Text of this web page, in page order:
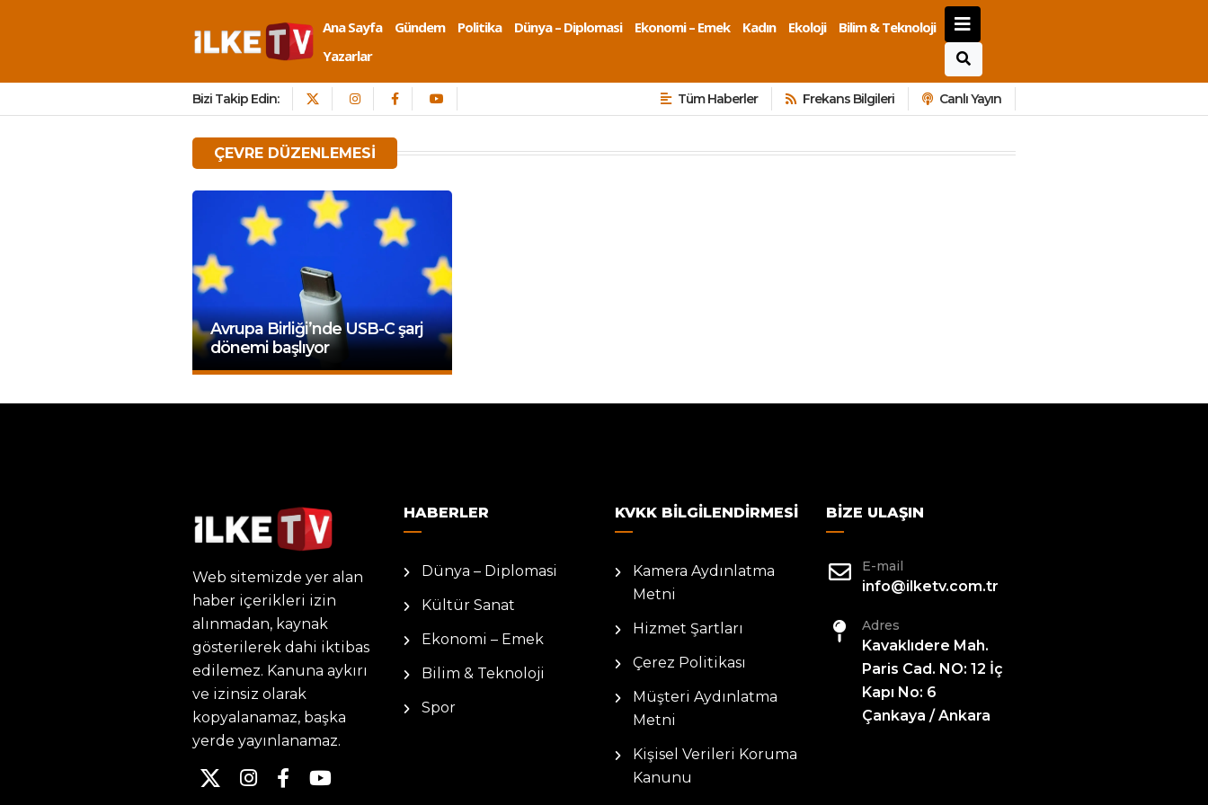
Ana Sayfa Gündem Politika Dünya – Diplomasi Ekonomi – Emek Kadın Ekoloji
Bilim & Teknoloji
Yazarlar
Bizi Takip Edin: Tüm Haberler Frekans Bilgileri Canlı Yayın
ÇEVRE DÜZENLEMESI
Avrupa Birliği’nde USB-C şarj
dönemi başlıyor
Web sitemizde yer alan
haber içerikleri izin
alınmadan, kaynak
gösterilerek dahi iktibas
edilemez. Kanuna aykırı
ve izinsiz olarak
kopyalanamaz, başka
yerde yayınlanamaz.
HABERLER
Dünya – Diplomasi
Kültür Sanat
Ekonomi – Emek
Bilim & Teknoloji
Spor
KVKK BILGILENDIRMESI
Kamera Aydınlatma
Metni
Hizmet Şartları
Çerez Politikası
Müşteri Aydınlatma
Metni
Kişisel Verileri Koruma
Kanunu
BIZE ULAŞIN
E-mail
info@ilketv.com.tr
Adres
Kavaklıdere Mah.
Paris Cad. NO: 12 İç
Kapı No: 6
Çankaya / Ankara